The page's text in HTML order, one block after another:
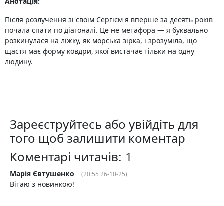
Після розлучення зі своїм Сергієм я вперше за десять років
почала спати по діагоналі. Це не метафора — я буквально
розкинулася на ліжку, як морська зірка, і зрозуміла, що
щастя має форму ковдри, якої вистачає тільки на одну
людину.
Зареєструйтесь або увійдіть для
того щоб залишити коментар
Коментарі читачів:
Марія Євтушенко (20:55 26-10-25)
Вітаю з новинкою!